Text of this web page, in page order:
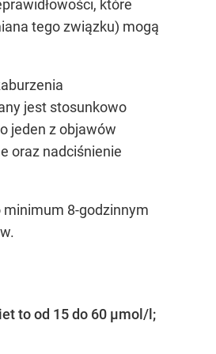
które
tego związku) mogą
jest stosunkowo
jeden z objawów
oraz nadciśnienie
minimum 8-godzinnym
to od 15 do 60 µmol/l;